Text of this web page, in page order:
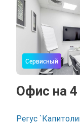
Сервисный
Офис на
Регус